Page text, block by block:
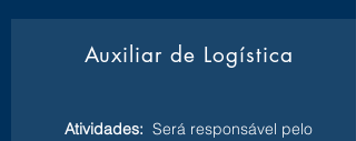
Auxiliar de Logística
Atividades: Será responsável pelo